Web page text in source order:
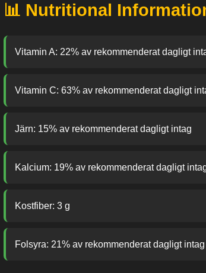
📊 Nutritional
Vitamin A: 22% av rekommenderat dagligt
Vitamin C: 63% av rekommenderat dagligt
Järn: 15% av rekommenderat dagligt intag
Kalcium: 19% av rekommenderat dagligt
Kostfiber: 3 g
Folsyra: 21% av rekommenderat dagligt intag